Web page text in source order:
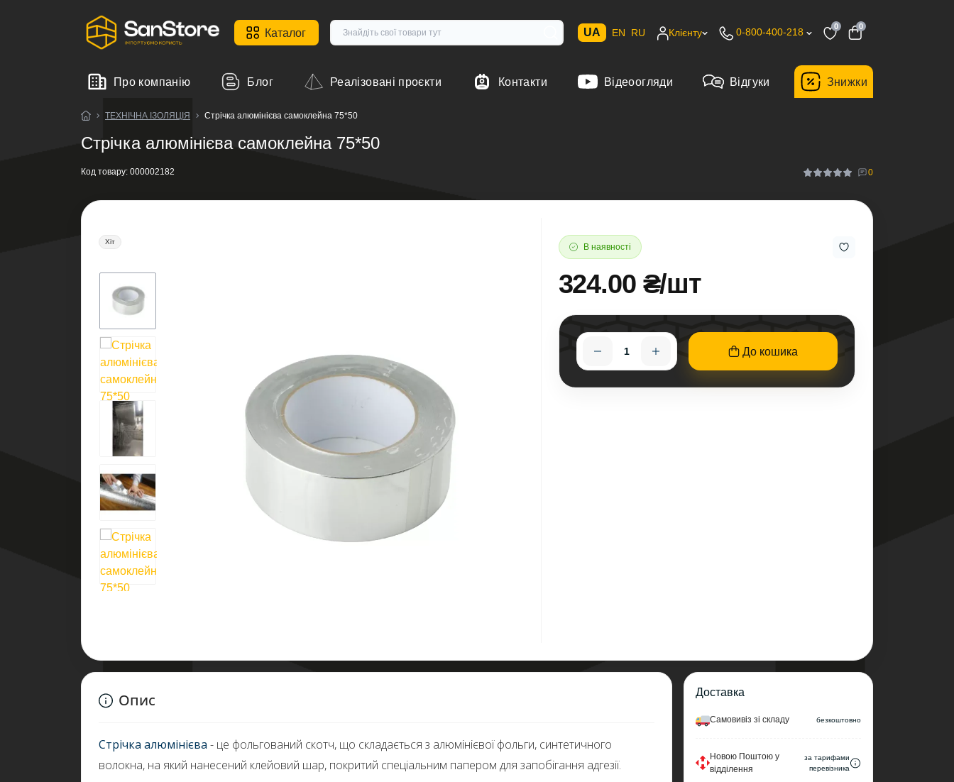
Каталог UA EN RU Клієнту 0-800-400-218
0 0
Про компанію Блог Реалізовані проєкти Контакти Відеоогляди Відгуки Знижки
ТЕХНІЧНА ІЗОЛЯЦІЯ Стрічка алюмінієва самоклейна 75*50
Стрічка алюмінієва самоклейна 75*50
Код товару: 000002182 0
Хіт
В наявності
324.00 ₴/шт
До кошика
Доставка
Самовивіз зі складу безкоштовно
Новою Поштою у
відділення
за тарифами
перевізника
Опис
Стрічка алюмінієва - це фольгований скотч, що складається з алюмінієвої фольги, синтетичного
волокна, на який нанесений клейовий шар, покритий спеціальним папером для запобігання адгезії.